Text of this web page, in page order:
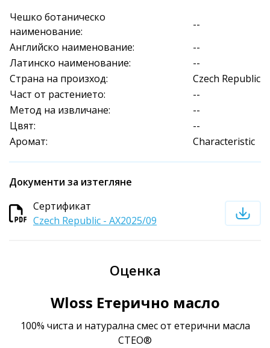
Чешко ботаническо
наименование:
--
Английско наименование:
--
Латинско наименование:
--
Страна на произход:
Czech Republic
Част от растението:
--
Метод на извличане:
--
Цвят:
--
Аромат:
Characteristic
Документи за изтегляне
Сертификат
Czech Republic - AX2025/09
Оценка
Wloss Етерично масло
100% чиста и натурална смес от етерични масла
CTEO®